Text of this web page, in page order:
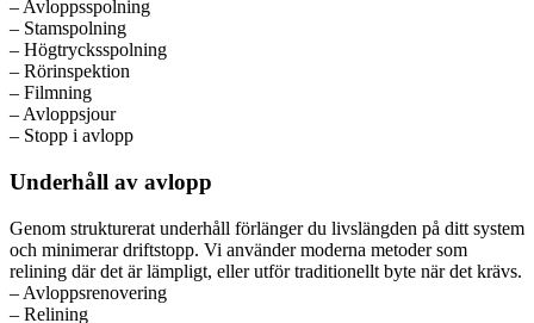
– Avloppsspolning
– Stamspolning
– Högtrycksspolning
– Rörinspektion
– Filmning
– Avloppsjour
– Stopp i avlopp
Underhåll av avlopp
Genom strukturerat underhåll förlänger du livslängden på ditt system
och minimerar driftstopp. Vi använder moderna metoder som
relining där det är lämpligt, eller utför traditionellt byte när det krävs.
– Avloppsrenovering
– Relining